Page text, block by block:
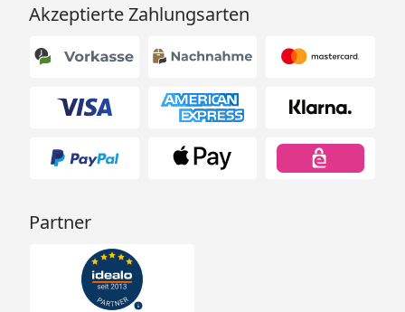
Akzeptierte Zahlungsarten
Partner